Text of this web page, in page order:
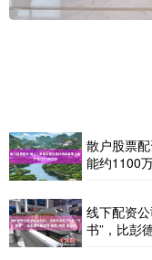
散户股票
能约1100
线下配资
书”，比彭